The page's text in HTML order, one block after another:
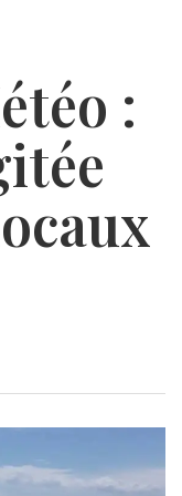
: